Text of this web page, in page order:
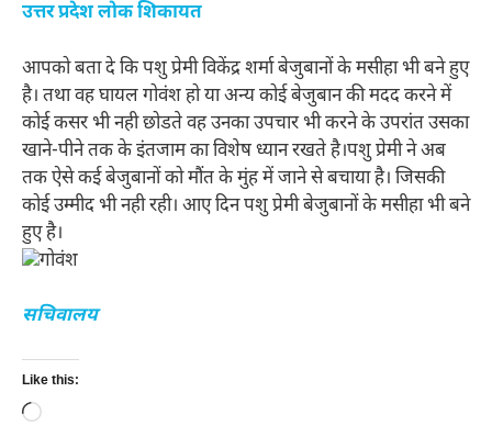
उत्तर प्रदेश लोक शिकायत
आपको बता दे कि पशु प्रेमी विकेंद्र शर्मा बेजुबानों के मसीहा भी बने हुए
है। तथा वह घायल गोवंश हो या अन्य कोई बेजुबान की मदद करने में
कोई कसर भी नही छोडते वह उनका उपचार भी करने के उपरांत उसका
खाने-पीने तक के इंतजाम का विशेष ध्यान रखते है।पशु प्रेमी ने अब
तक ऐसे कई बेजुबानों को मौंत के मुंह में जाने से बचाया है। जिसकी
कोई उम्मीद भी नही रही। आए दिन पशु प्रेमी बेजुबानों के मसीहा भी बने
हुए है।
सचिवालय
Like this:
Loading…